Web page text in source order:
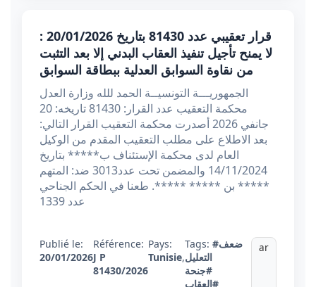
قرار تعقيبي عدد 81430 بتاريخ 20/01/2026 :
لا يمنح تأجيل تنفيذ العقاب البدني إلا بعد التثبت
من نقاوة السوابق العدلية ببطاقة السوابق
الجمهوريـــة التونسيــة الحمد للله وزارة العدل
محكمة التعقيب عدد القرار: 81430 تاريخه: 20
جانفي 2026 أصدرت محكمة التعقيب القرار التالي:
بعد الاطلاع على مطلب التعقيب المقدم من الوكيل
العام لدى محكمة الإستئناف ب***** بتاريخ
14/11/2024 والمضمن تحت عدد3013 ضد: المتهم
***** بن ***** *****. طعنا في الحكم الجناحي
عدد 1339
Publié le:
20/01/2026
Référence:
J P
81430/2026
Pays:
Tunisie,
Tags: #ضعف
التعليل
#جنحة
#العقاب
ar